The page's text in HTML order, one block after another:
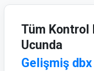
Tüm Kontrol
Ucunda
Gelişmiş dbx